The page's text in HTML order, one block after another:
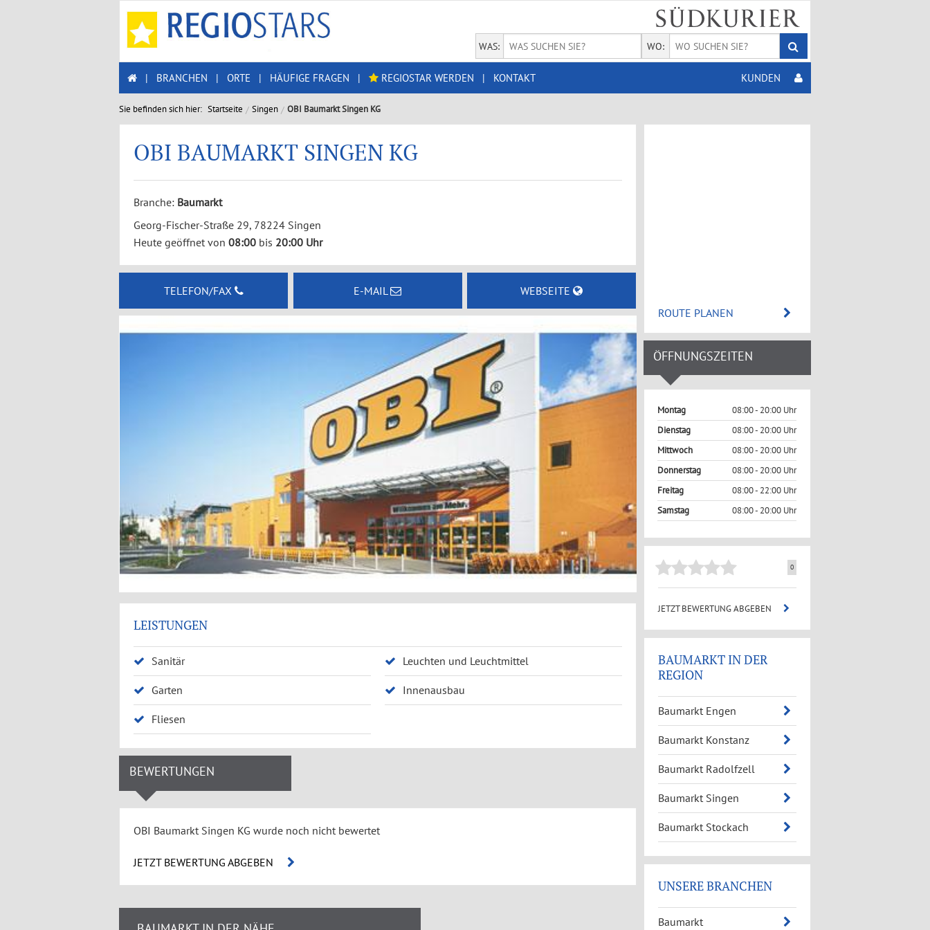
WAS: WO:
| BRANCHEN | ORTE | HÄUFIGE FRAGEN | REGIOSTAR WERDEN | KONTAKT KUNDEN
Sie befinden sich hier: Startseite Singen OBI Baumarkt Singen KG
OBI BAUMARKT SINGEN KG
Branche: Baumarkt
Georg-Fischer-Straße 29, 78224 Singen
Heute geöffnet von 08:00 bis 20:00 Uhr
TELEFON/FAX E-MAIL WEBSEITE
LEISTUNGEN
Sanitär Leuchten und Leuchtmittel
Garten Innenausbau
Fliesen
BEWERTUNGEN
OBI Baumarkt Singen KG wurde noch nicht bewertet
JETZT BEWERTUNG ABGEBEN
ROUTE PLANEN
ÖFFNUNGSZEITEN
Montag
08:00 - 20:00 Uhr
Dienstag
08:00 - 20:00 Uhr
Mittwoch
08:00 - 20:00 Uhr
Donnerstag
08:00 - 20:00 Uhr
Freitag
08:00 - 22:00 Uhr
Samstag
08:00 - 20:00 Uhr
0
JETZT BEWERTUNG ABGEBEN
BAUMARKT IN DER
REGION
Baumarkt Engen
Baumarkt Konstanz
Baumarkt Radolfzell
Baumarkt Singen
Baumarkt Stockach
UNSERE BRANCHEN
Baumarkt